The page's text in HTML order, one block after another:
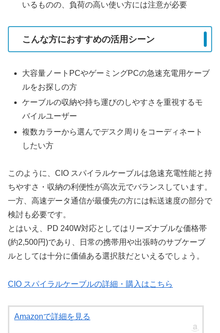
いるものの、負荷の高い使い方には注意が必要
こんな方におすすめの活用シーン
大容量ノートPCやゲーミングPCの急速充電用ケーブ
ルをお探しの方
ケーブルの収納や持ち運びのしやすさを重視するモ
バイルユーザー
複数カラーから選んでデスク周りをコーディネート
したい方
このように、CIO スパイラルケーブルは急速充電性能と持
ちやすさ・収納の利便性が高次元でバランスしています。
一方、高速データ通信が最優先の方には転送速度の部分で
検討も必要です。
とはいえ、PD 240W対応としてはリーズナブルな価格帯
(約2,500円)であり、日常の携帯用や出張時のサブケーブ
ルとしては十分に価値ある選択肢だといえるでしょう。
CIO スパイラルケーブルの詳細・購入はこちら
Amazonで詳細を見る